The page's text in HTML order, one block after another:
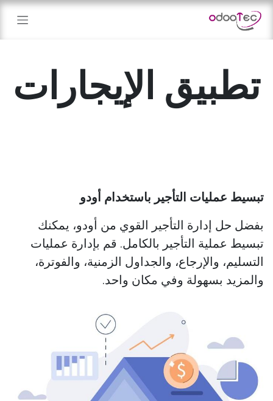
تخطي للذهاب إلى المحتوى
تطبيق الإيجارات
تبسيط عمليات التأجير باستخدام أودو ​
بفضل حل إدارة التأجير القوي من أودو، يمكنك
تبسيط عملية التأجير بالكامل. قم بإدارة عمليات
التسليم، والإرجاع، والجداول الزمنية، والفوترة،
والمزيد بسهولة وفي مكان واحد.